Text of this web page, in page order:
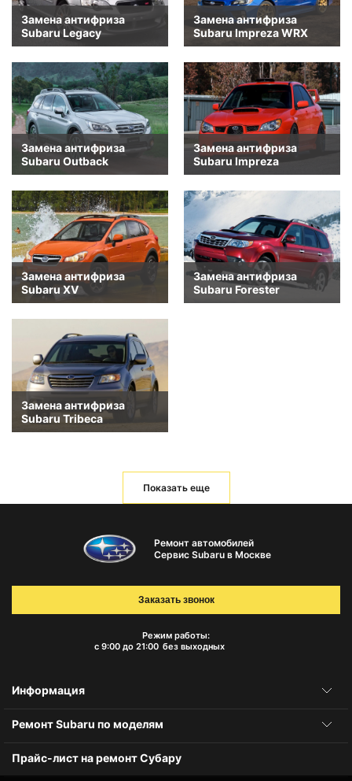
Замена антифриза
Subaru Legacy
Замена антифриза
Subaru Impreza WRX
Замена антифриза
Subaru Outback
Замена антифриза
Subaru Impreza
Замена антифриза
Subaru XV
Замена антифриза
Subaru Forester
Замена антифриза
Subaru Tribeca
Показать еще
Ремонт автомобилей
Сервис Subaru в Москве
Режим работы:
с 9:00 до 21:00 без выходных
Заказать звонок
Информация
Ремонт Subaru по моделям
Прайс-лист на ремонт Субару